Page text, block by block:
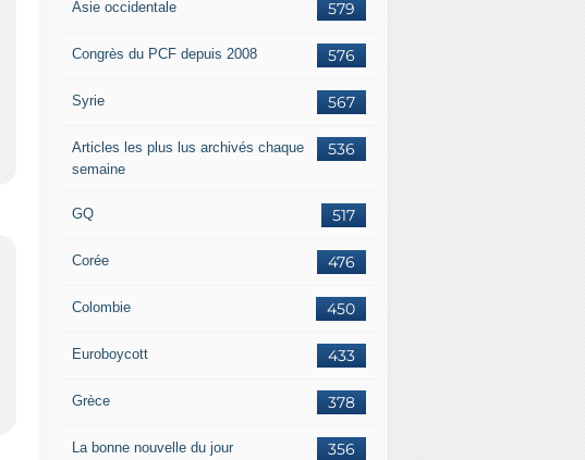
579
Asie occidentale
576
Congrès du PCF depuis 2008
567
Syrie
536
Articles les plus lus archivés chaque
semaine
517
GQ
476
Corée
450
Colombie
433
Euroboycott
378
Grèce
356
La bonne nouvelle du jour